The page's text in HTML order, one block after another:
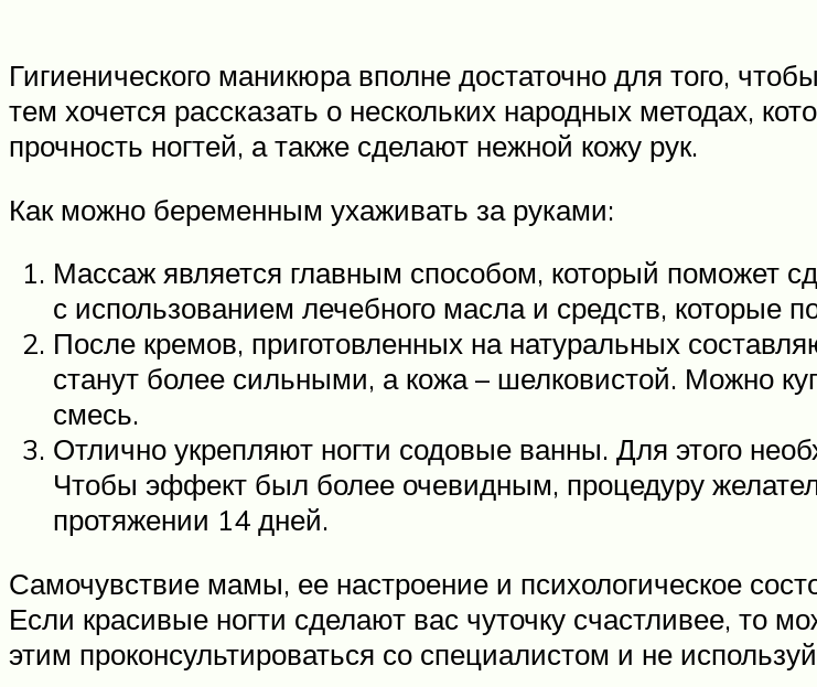
Гигиенического маникюра вполне достаточно для того,
тем хочется рассказать о нескольких народных методах,
прочность ногтей, а также сделают нежной кожу рук.
Как можно беременным ухаживать за руками:
Массаж является главным способом, который поможет
с использованием лечебного масла и средств, которые
После кремов, приготовленных на натуральных
станут более сильными, а кожа – шелковистой. Можно
смесь.
Отлично укрепляют ногти содовые ванны. Для этого
Чтобы эффект был более очевидным, процедуру
протяжении 14 дней.
Самочувствие мамы, ее настроение и психологическое
Если красивые ногти сделают вас чуточку счастливее, то
этим проконсультироваться со специалистом и не